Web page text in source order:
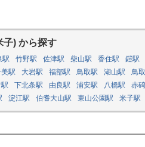
子) から探す
駅 竹野駅 佐津駅 柴山駅 香住駅
鎧駅
駅 大岩駅 福部駅 鳥取駅 湖山駅
鳥
下北条駅 由良駅 浦安駅 八橋駅
赤
淀江駅 伯耆大山駅 東山公園駅 米子駅